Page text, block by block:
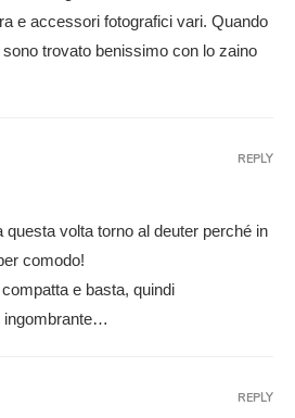
e accessori fotografici vari. Quando
trovato benissimo con lo zaino
questa volta torno al deuter perché in
comodo!
e basta, quindi
ingombrante…
REPLY
REPLY